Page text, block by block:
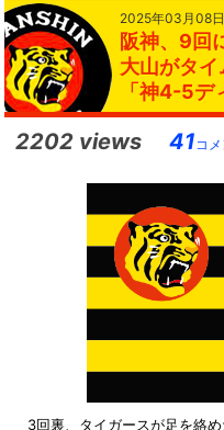
2025年03月08
阪神、9回
大山がタ
「神4-5デ
2202 views 41 コ
3回裏、タイガースが足を絡